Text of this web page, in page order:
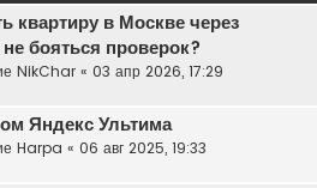
квартиру в Москве через
бояться проверок?
NikChar « 03 апр 2026, 17:29
Яндекс Ультима
Harpa « 06 авг 2025, 19:33